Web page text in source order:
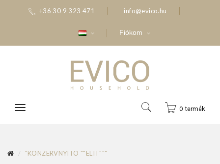
+36 30 9 323 471 info@evico.hu
Fiókom
0 termék
"KONZERVNYITO ""ELIT"""